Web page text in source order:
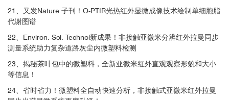
上左：水中上皮细胞的光学照片；
Leveraging high-resolution spatial features in mid-infrared spectroscopic ima
ging to classify tissue subtypes in ovarian cancer. Gajjela, C. et al.BioarXiv, 2
022
Biomedical and life science
21、又发Nature 子刊！O-PTIR光热红外显微成像技术绘制单细胞脂
代谢图谱
22、Environ. Sci. Technol新成果！非接触亚微米分辨红外拉曼同步
测量系统助力复杂道路灰尘内微塑料检测
23、揭秘茶叶包中的微塑料，全新亚微米红外直观观察形貌和大小
等信息！
24、省时省力！微塑料全自动快速分析，非接触式亚微米红外拉曼